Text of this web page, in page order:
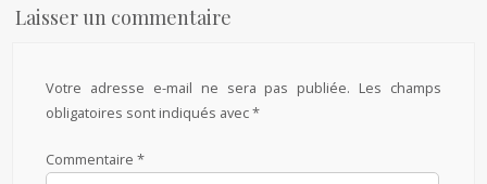
Laisser un commentaire
Votre adresse e-mail ne sera pas publiée. Les champs
obligatoires sont indiqués avec*
Commentaire*